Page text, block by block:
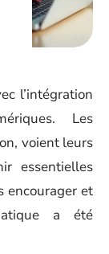
l’intégration
Les
voient leurs
essentielles
encourager et
a été